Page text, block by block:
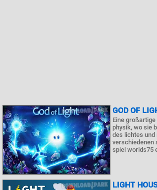
GOD OF
Eine
physik, wo sie
des lichtes
verschiedenen
spiel worlds75
LIGHT